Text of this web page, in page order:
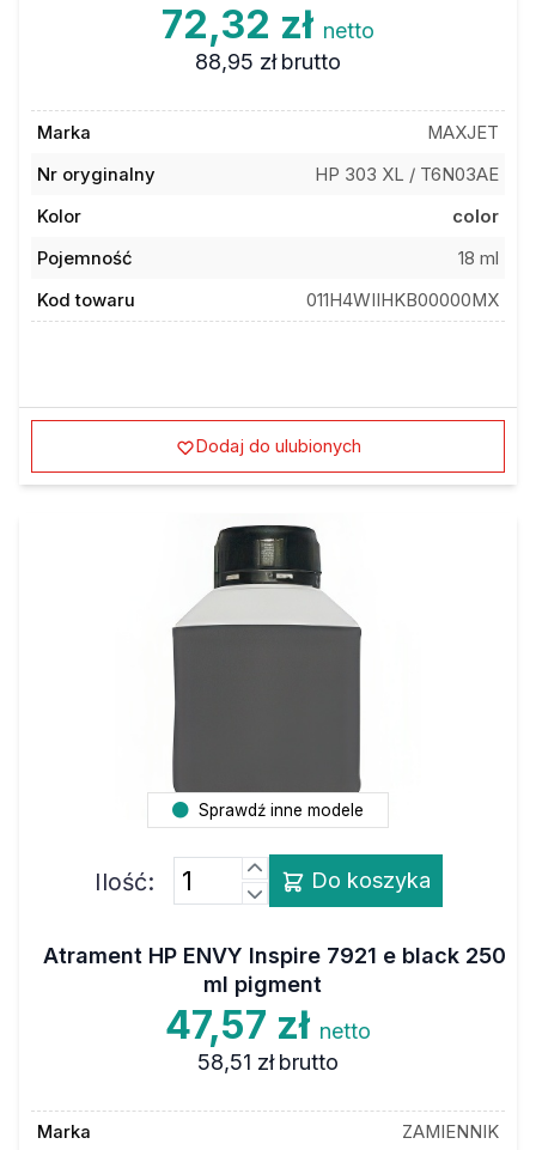
72,32 zł netto
88,95 zł brutto
Marka
MAXJET
Nr oryginalny
HP 303 XL / T6N03AE
Kolor
color
Pojemność
18 ml
Kod towaru
011H4WIIHKB00000MX
Dodaj do ulubionych
Sprawdź inne modele
Ilość: Do koszyka
Atrament HP ENVY Inspire 7921 e black 250
ml pigment
47,57 zł netto
58,51 zł brutto
Marka ZAMIENNIK